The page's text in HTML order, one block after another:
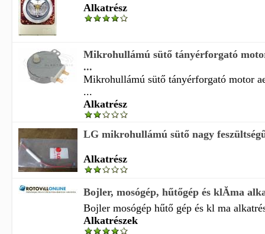
Alkatrész
Mikrohullámú sütő tányérforgató
...
Mikrohullámú sütő tányérforgató motor
...
Alkatrész
LG mikrohullámú sütő nagy
Alkatrész
Bojler, mosógép, hűtőgép és klĂ­ma
Bojler mosógép hűtő gép és kl ma
Alkatrészek